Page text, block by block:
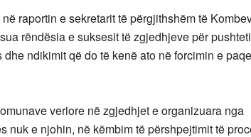
raportin e sekretarit të përgjithshëm të
rëndësia e suksesit të zgjedhjeve për
ndikimit që do të kenë ato në forcimin e
veriore në zgjedhjet e organizuara nga
nuk e njohin, në këmbim të përshpejtimit të